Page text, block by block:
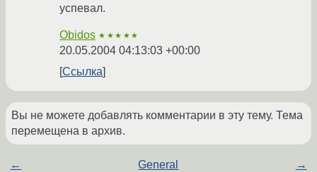
успевал.
Obidos ★★★★★
20.05.2004 04:13:03 +00:00
Ссылка
Вы не можете добавлять комментарии в эту тему. Тема
перемещена в архив.
← General →